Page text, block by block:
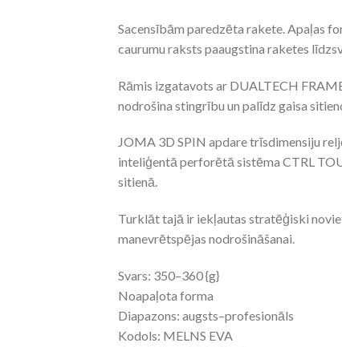
Sacensībām paredzēta rakete. Apaļas
caurumu raksts paaugstina raketes
Rāmis izgatavots ar DUALTECH
nodrošina stingrību un palīdz gaisa
JOMA 3D SPIN apdare trīsdimensiju
inteliģentā perforētā sistēma CTRL
sitienā.
Turklāt tajā ir iekļautas stratēģiski
manevrētspējas nodrošināšanai.
Svars: 350–360 {g}
Noapaļota forma
Diapazons: augsts–profesionāls
Kodols: MELNS EVA